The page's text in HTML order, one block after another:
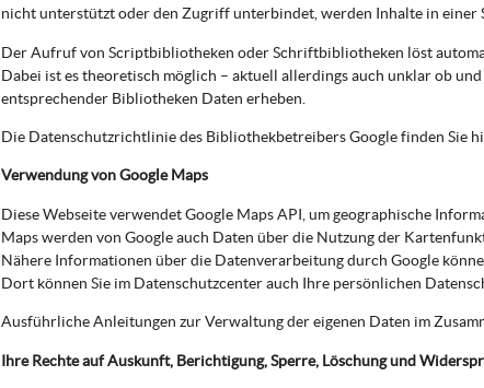
nicht unterstützt oder den Zugriff unterbindet, werden Inhalte in einer
Der Aufruf von Scriptbibliotheken oder Schriftbibliotheken löst
Dabei ist es theoretisch möglich – aktuell allerdings auch unklar ob
entsprechender Bibliotheken Daten erheben.
Die Datenschutzrichtlinie des Bibliothekbetreibers Google finden Sie
Verwendung von Google Maps
Diese Webseite verwendet Google Maps API, um geographische
Maps werden von Google auch Daten über die Nutzung der
Nähere Informationen über die Datenverarbeitung durch Google
Dort können Sie im Datenschutzcenter auch Ihre persönlichen
Ausführliche Anleitungen zur Verwaltung der eigenen Daten im
Ihre Rechte auf Auskunft, Berichtigung, Sperre, Löschung und